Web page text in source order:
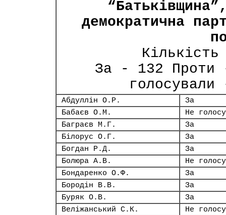
демократична
За - 132 Проти
Абдуллін О.Р.
За
Бабаєв О.М.
Не
Баграєв М.Г.
За
Білорус О.Г.
За
Богдан Р.Д.
За
Болюра А.В.
Не
Бондаренко О.Ф.
За
Бородін В.В.
За
Буряк О.В.
За
Веліжанський С.К.
Не